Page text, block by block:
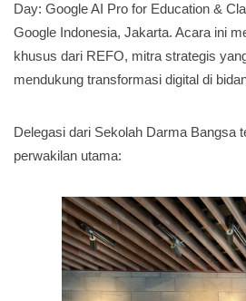
Day: Google AI Pro for Education &
Google Indonesia, Jakarta. Acara ini
khusus dari REFO, mitra strategis
mendukung transformasi digital di
Delegasi dari Sekolah Darma Bangsa
perwakilan utama: